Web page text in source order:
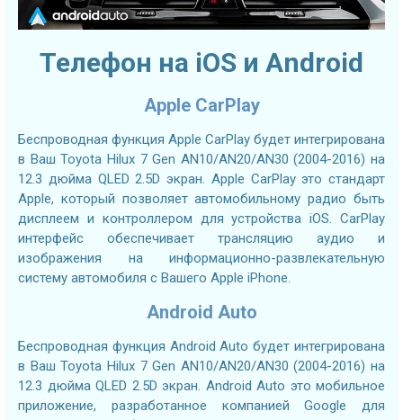
Телефон на iOS и Android
Apple CarPlay
Беспроводная функция Apple CarPlay будет интегрирована
в Ваш Toyota Hilux 7 Gen AN10/AN20/AN30 (2004-2016) на
12.3 дюйма QLED 2.5D экран. Apple CarPlay это стандарт
Apple, который позволяет автомобильному радио быть
дисплеем и контроллером для устройства iOS. CarPlay
интерфейс обеспечивает трансляцию аудио и
изображения на информационно-развлекательную
систему автомобиля с Вашего Apple iPhone.
Android Auto
Беспроводная функция Android Auto будет интегрирована
в Ваш Toyota Hilux 7 Gen AN10/AN20/AN30 (2004-2016) на
12.3 дюйма QLED 2.5D экран. Android Auto это мобильное
приложение, разработанное компанией Google для